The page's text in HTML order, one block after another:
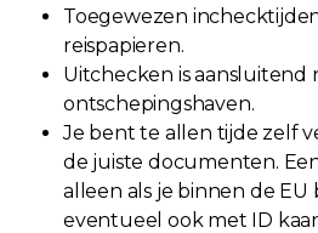
Toegewezen
reispapieren.
Uitchecken is aansluitend
ontschepingshaven.
Je bent te allen tijde zelf
de juiste documenten.
alleen als je binnen de EU
eventueel ook met ID